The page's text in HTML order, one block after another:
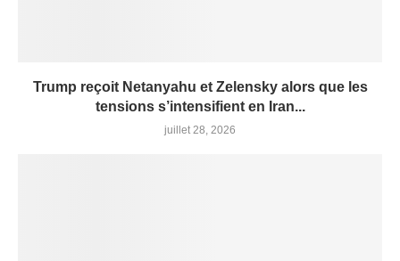
Trump reçoit Netanyahu et Zelensky alors que les
tensions s’intensifient en Iran...
juillet 28, 2026